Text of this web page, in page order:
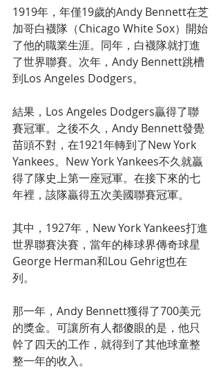
1919年，年僅19歲的Andy Bennett在芝
加哥白襪隊（Chicago White Sox）開始
了他的職業生涯。同年，白襪隊就打進
了世界聯賽。次年，Andy Bennett跳槽
到Los Angeles Dodgers。
結果，Los Angeles Dodgers贏得了聯
賽冠軍。之後不久，Andy Bennett發覺
苗頭不對，在1921年轉到了New York
Yankees。New York Yankees不久就贏
得了隊史上第一座冠軍。在接下來的七
年裡，該隊贏得五次美國聯賽冠軍。
其中，1927年，New York Yankees打進
世界聯賽決賽，當年的棒球界傳奇球星
George Herman和Lou Gehrig也在
列。
那一年，Andy Bennett獲得了700美元
的獎金。可讓所有人都傻眼的是，他只
幹了四天的工作，就得到了其他球童整
整一年的收入。